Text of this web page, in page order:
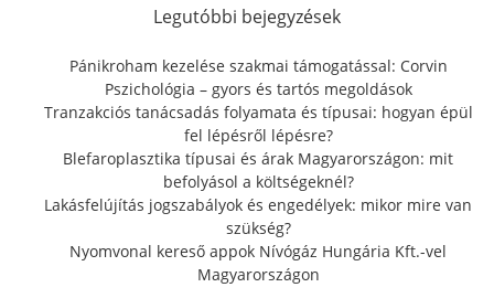
f
r
:
Legutóbbi bejegyzések
Pánikroham kezelése szakmai támogatással: Corvin
Pszichológia – gyors és tartós megoldások
Tranzakciós tanácsadás folyamata és típusai: hogyan épül
fel lépésről lépésre?
Blefaroplasztika típusai és árak Magyarországon: mit
befolyásol a költségeknél?
Lakásfelújítás jogszabályok és engedélyek: mikor mire van
szükség?
Nyomvonal kereső appok Nívógáz Hungária Kft.-vel
Magyarországon